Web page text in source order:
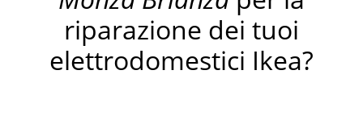
riparazione dei tuoi
elettrodomestici Ikea?